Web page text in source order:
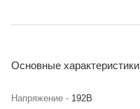
Основные характеристики
Напряжение - 192В